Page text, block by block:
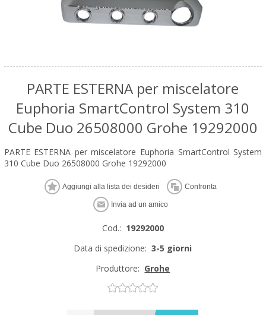
PARTE ESTERNA per miscelatore
Euphoria SmartControl System 310
Cube Duo 26508000 Grohe 19292000
PARTE ESTERNA per miscelatore Euphoria SmartControl System
310 Cube Duo 26508000 Grohe 19292000
Cod.: 19292000
Data di spedizione: 3-5 giorni
Produttore: Grohe